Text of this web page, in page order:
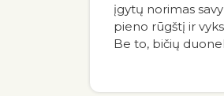
įgytų norimas
pieno rūgštį ir
Be to, bičių